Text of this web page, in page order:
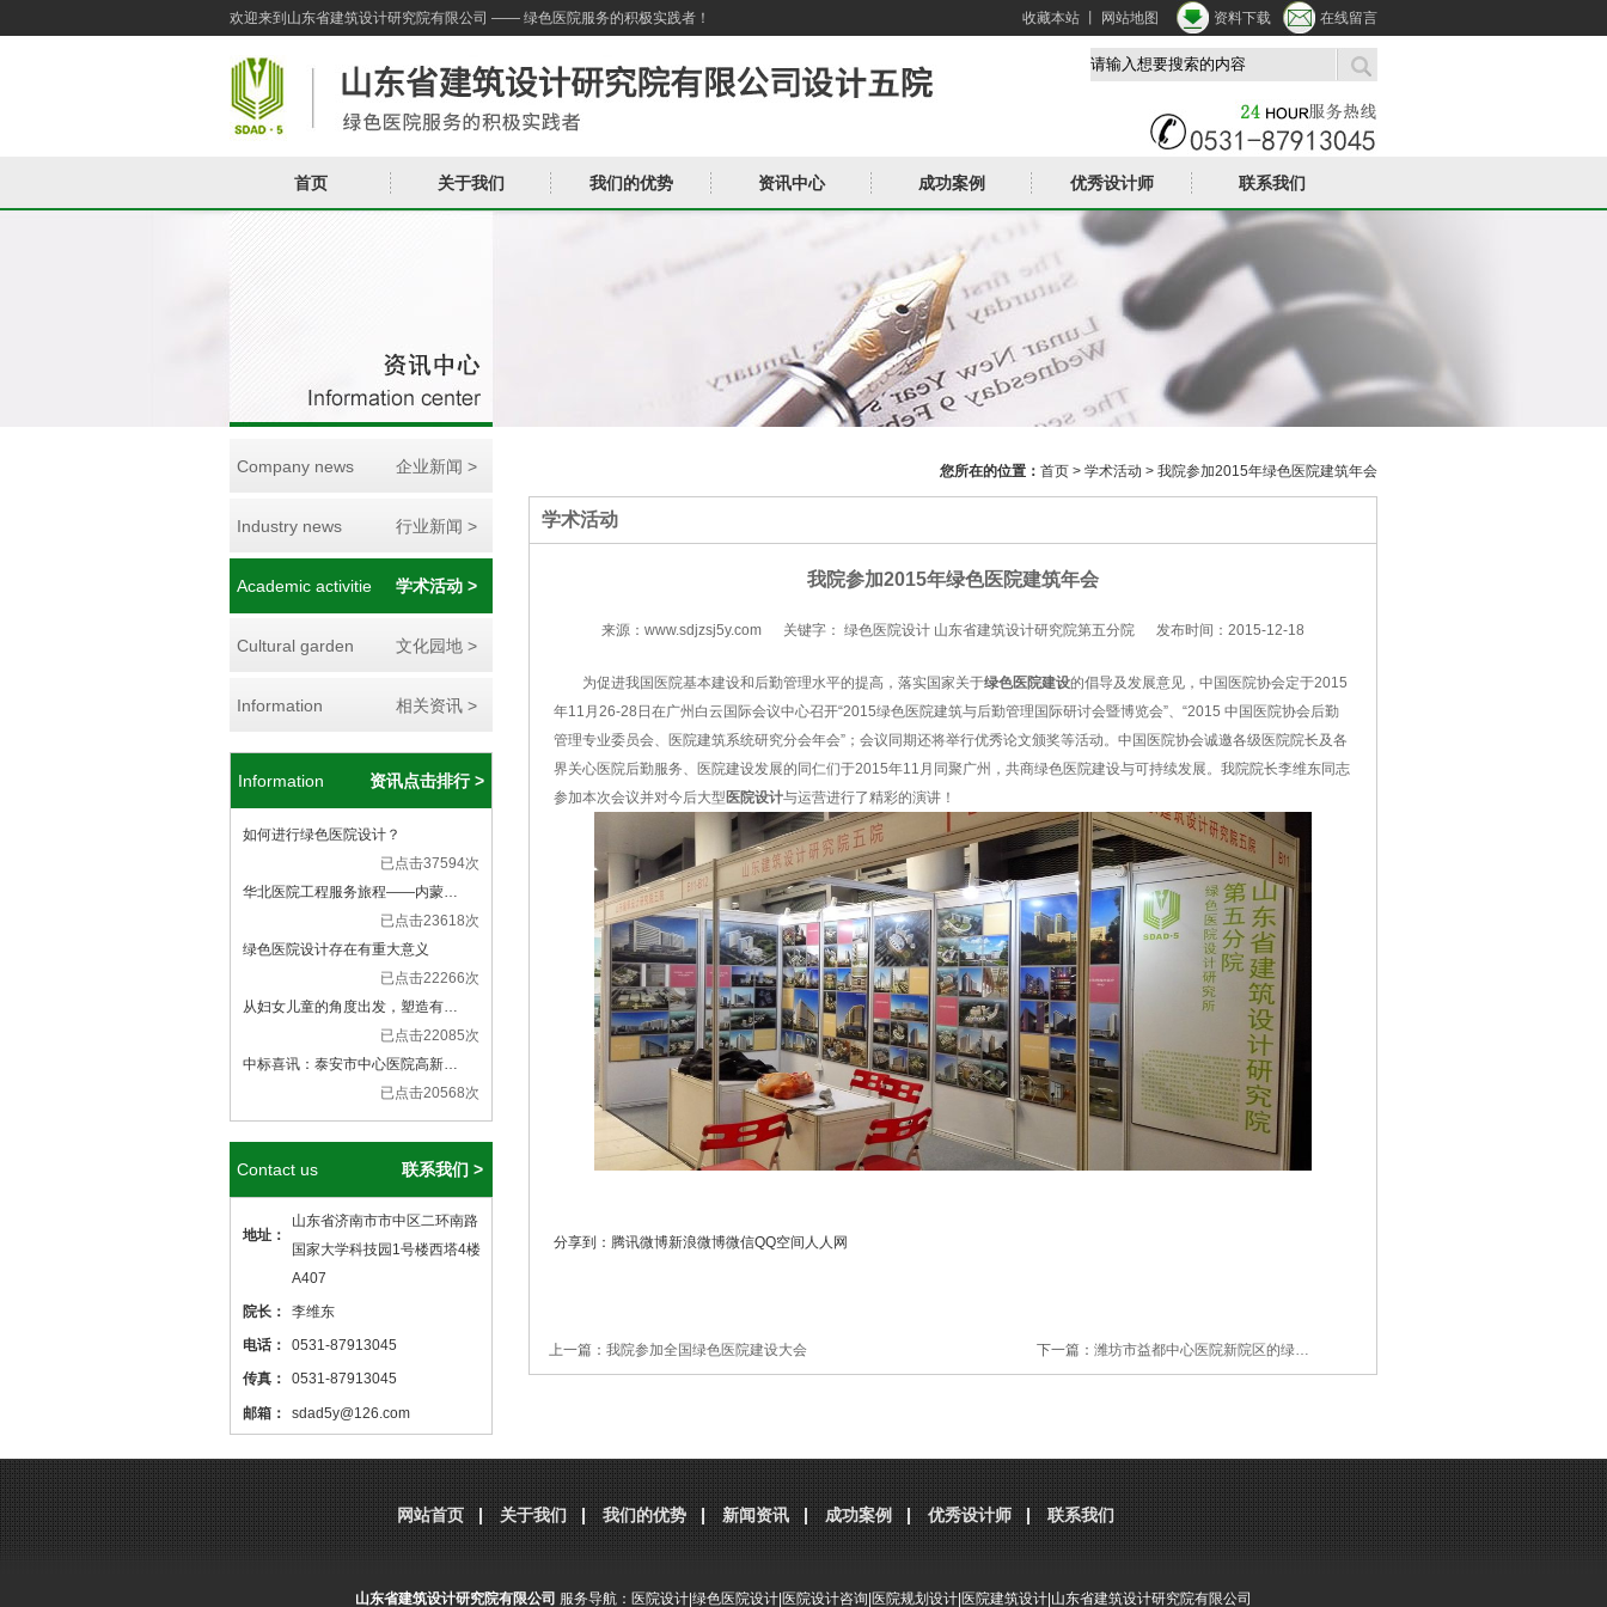
欢迎来到山东省建筑设计研究院有限公司 —— 绿色医院服务的积极实践者！ 资料下载 在线留言
收藏本站 网站地图
首页 关于我们 我们的优势 资讯中心 成功案例 优秀设计师 联系我们
企业新闻 >
Company news
行业新闻 >
Industry news
学术活动 >
Academic activitie
文化园地 >
Cultural garden
相关资讯 >
Information
Information 资讯点击排行 >
如何进行绿色医院设计？
已点击37594次
华北医院工程服务旅程——内蒙…
已点击23618次
绿色医院设计存在有重大意义
已点击22266次
从妇女儿童的角度出发，塑造有…
已点击22085次
中标喜讯：泰安市中心医院高新…
已点击20568次
Contact us 联系我们 >
地址：
山东省济南市市中区二环南路
国家大学科技园1号楼西塔4楼
A407
院长：
李维东
电话：
0531-87913045
传真：
0531-87913045
邮箱：
sdad5y@126.com
设计 ，本站网址
http://www.sdjzsj5y.com
，转载请标明出处！
您所在的位置： 首页 > 学术活动 > 我院参加2015年绿色医院建筑年会
学术活动
我院参加2015年绿色医院建筑年会
来源：www.sdjzsj5y.com 关键字： 绿色医院设计 山东省建筑设计研究院第五分院 发布时间：2015-12-18
为促进我国医院基本建设和后勤管理水平的提高，落实国家关于绿色医院建设的倡导及发展意见，中国医院协会定于2015
年11月26-28日在广州白云国际会议中心召开“2015绿色医院建筑与后勤管理国际研讨会暨博览会”、“2015 中国医院协会后勤
管理专业委员会、医院建筑系统研究分会年会”；会议同期还将举行优秀论文颁奖等活动。中国医院协会诚邀各级医院院长及各
界关心医院后勤服务、医院建设发展的同仁们于2015年11月同聚广州，共商绿色医院建设与可持续发展。我院院长李维东同志
参加本次会议并对今后大型 医院设计与运营进行了精彩的演讲！
分享到： 腾讯微博新浪微博微信QQ空间 人人网
上一篇： 我院参加全国绿色医院建设大会 下一篇： 潍坊市益都中心医院新院区的绿…
网站首页 关于我们 我们的优势 新闻资讯 成功案例 优秀设计师 联系我们
山东省建筑设计研究院有限公司 服务导航： 医院设计 绿色医院设计 医院设计咨询 医院规划设计 医院建筑设计 山东省建筑设计研究院有限公司